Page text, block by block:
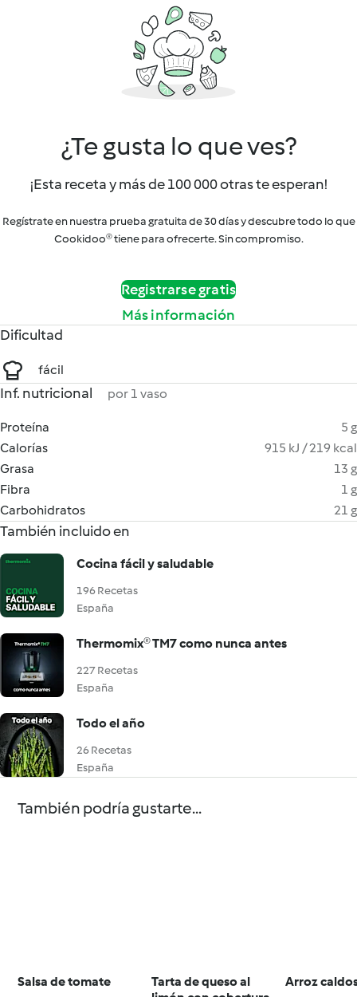
¿Te gusta lo que ves?
¡Esta receta y más de 100 000 otras te esperan!
Regístrate en nuestra prueba gratuita de 30 días y descubre todo lo que
Cookidoo® tiene para ofrecerte. Sin compromiso.
Registrarse gratis
Más información
Dificultad
fácil
Inf. nutricional por 1 vaso
Proteína
5 g
Calorías
915 kJ / 219 kcal
Grasa
13 g
Fibra
1 g
Carbohidratos
21 g
También incluido en
Cocina fácil y saludable
196 Recetas
España
Thermomix® TM7 como nunca antes
227 Recetas
España
Todo el año
26 Recetas
España
También podría gustarte...
Salsa de tomate
Tarta de queso al
Arroz